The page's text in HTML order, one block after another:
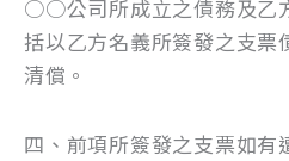
○○公司所成立之債務及乙
括以乙方名義所簽發之支
清償。
四、前項所簽發之支票如有